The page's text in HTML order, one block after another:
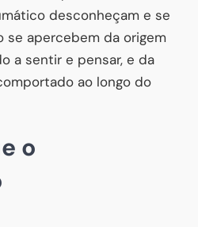
desconheçam e se
se apercebem da origem
a sentir e pensar, e da
ao longo do
o